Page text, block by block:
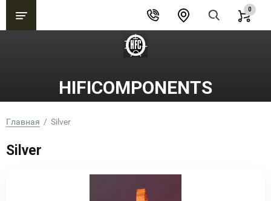
0
HIFICOMPONENTS
Главная
  /  Silver
Silver